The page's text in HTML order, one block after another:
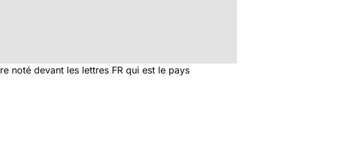
noté devant les lettres FR qui est le pays